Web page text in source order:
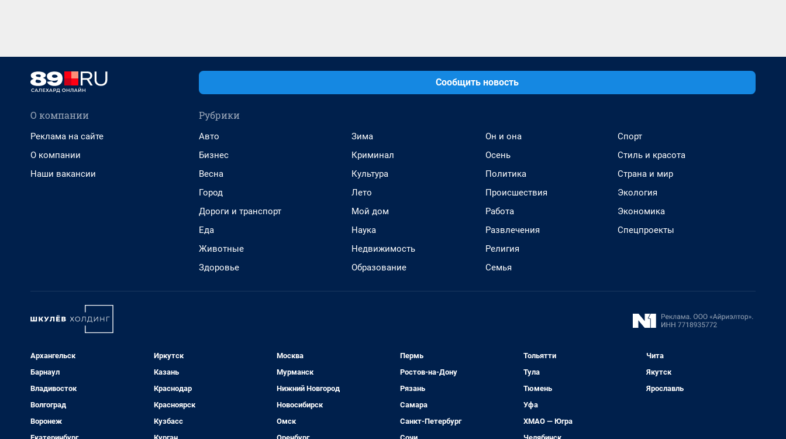
Сообщить новость
О компании
Реклама на сайте
О компании
Наши вакансии
Рубрики
Авто
Бизнес
Весна
Город
Дороги и транспорт
Еда
Животные
Здоровье
Зима
Криминал
Культура
Лето
Мой дом
Наука
Недвижимость
Образование
Он и она
Осень
Политика
Происшествия
Работа
Развлечения
Религия
Семья
Спорт
Стиль и красота
Страна и мир
Экология
Экономика
Спецпроекты
Архангельск
Барнаул
Владивосток
Волгоград
Воронеж
Иркутск
Казань
Краснодар
Красноярск
Кузбасс
Москва
Мурманск
Нижний Новгород
Новосибирск
Омск
Пермь
Ростов-на-Дону
Рязань
Самара
Санкт-Петербург
Тольятти
Тула
Тюмень
Уфа
ХМАО — Югра
Чита
Якутск
Ярославль